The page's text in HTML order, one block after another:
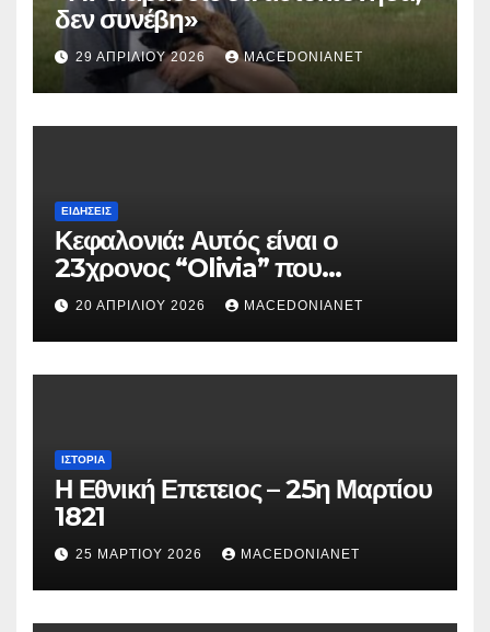
δεν συνέβη»
29 ΑΠΡΙΛΊΟΥ 2026 MACEDONIANET
ΕΙΔΉΣΕΙΣ
Κεφαλονιά: Αυτός είναι ο
23χρονος “Olivia” που
κατηγορείται για τον θάνατο της
Μυρτούς
20 ΑΠΡΙΛΊΟΥ 2026 MACEDONIANET
ΙΣΤΟΡΊΑ
Η Εθνική Επετειος – 25η Μαρτίου
1821
25 ΜΑΡΤΊΟΥ 2026 MACEDONIANET